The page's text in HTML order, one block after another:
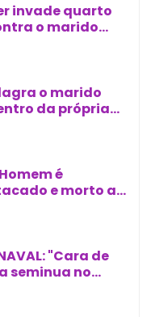
invade quarto
o marido
o marido
da própria
Homem é
e morto a
joão lisboa
"Cara de
seminua no